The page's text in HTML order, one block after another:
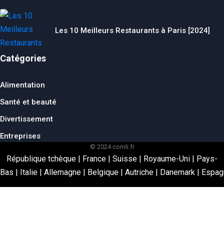
Les 10 Meilleurs Restaurants à Paris [2024]
Catégories
Alimentation
Santé et beauté
Divertissement
Entreprises
© 2024 comli.fr
République tchèque | France | Suisse | Royaume-Uni | Pays-
Bas | Italie | Allemagne | Belgique | Autriche | Danemark |